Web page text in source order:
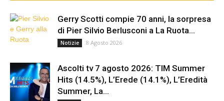
Gerry Scotti compie 70 anni, la sorpresa
di Pier Silvio Berlusconi a La Ruota...
Notizie 8 Agosto 2026
Ascolti tv 7 agosto 2026: TIM Summer
Hits (14.5%), L’Erede (14.1%), L’Eredità
Summer, La...